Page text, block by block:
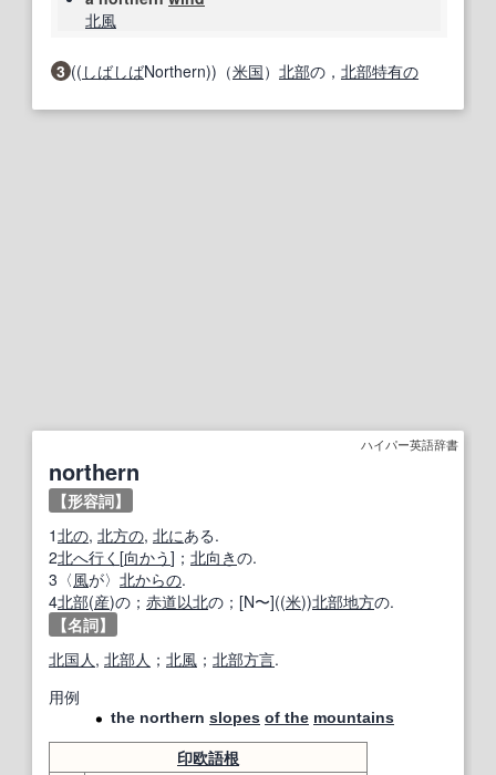
北風
3 (( しばしばNorthern))（米国） 北部の， 北部特有の
ハイパー英語辞書
northern
【形容詞】
1北の, 北方の, 北にある.
2北へ行く [向かう]； 北向きの.
3〈風が〉 北からの.
4北部(産)の； 赤道以北の；[N〜]((米))北部地方の.
【名詞】
北国人, 北部人 ； 北風 ； 北部方言.
用例
the northern slopes of the mountains
印欧語根